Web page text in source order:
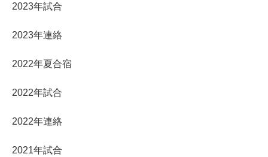
2023年試合
2023年連絡
2022年夏合宿
2022年試合
2022年連絡
2021年試合